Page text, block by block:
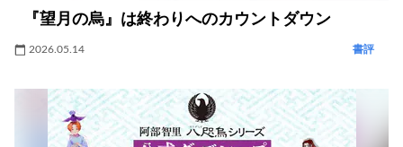
『望月の烏』は終わりへのカウントダウン
2026.05.14 書評